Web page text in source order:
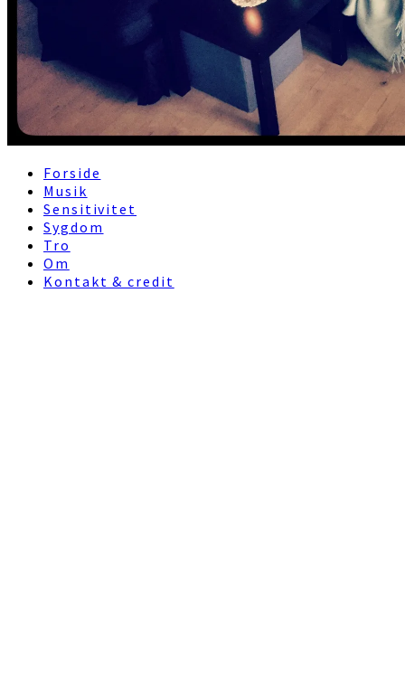
Forside
Musik
Sensitivitet
Sygdom
Tro
Om
Kontakt & credit